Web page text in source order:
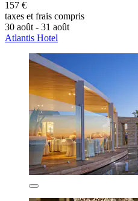
157 €
taxes et frais compris
30 août - 31 août
Atlantis Hotel